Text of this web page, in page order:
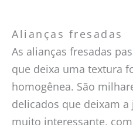
Alianças fresadas
As alianças fresadas
que deixa uma textura
homogênea. São
delicados que deixam
muito interessante,